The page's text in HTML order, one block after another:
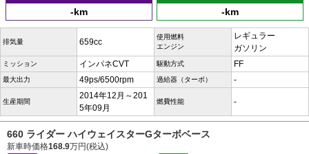
-km -km
排気量 659cc
使用燃料
エンジン
レギュラー
ガソリン
ミッション インパネCVT 駆動方式 FF
最大出力 49ps/6500rpm 過給器（ターボ） -
生産期間
2014年12月～201
5年09月
燃費性能 -
660 ライダー ハイウェイスターGターボベース
新車時価格168.9万円(税込)